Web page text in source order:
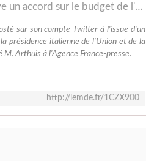
L'UE trouve un accord sur le budget de l'année 2015
sur son compte Twitter à l'issue d'un
présidence italienne de l'Union et de la
M. Arthuis à l'Agence France-presse.
http://lemde.fr/1CZX900